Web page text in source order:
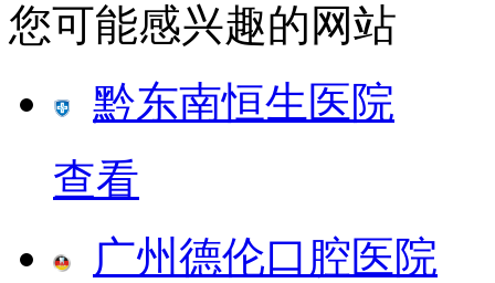
您可能感兴趣的网站
​黔东南恒生医院
查看
广州德伦口腔医院